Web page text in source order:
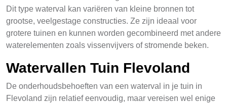
Dit type waterval kan variëren van kleine bronnen tot
grootse, veelgestage constructies. Ze zijn ideaal voor
grotere tuinen en kunnen worden gecombineerd met andere
waterelementen zoals vissenvijvers of stromende beken.
Watervallen Tuin Flevoland
De onderhoudsbehoeften van een waterval in je tuin in
Flevoland zijn relatief eenvoudig, maar vereisen wel enige